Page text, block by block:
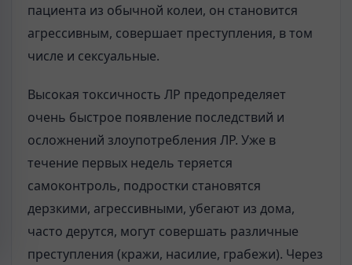
пациента из обыч­ной колеи, он становится
агрессивным, совершает преступления, в том
числе и сексуальные.
Высокая токсичность ЛР предопределяет
очень быстрое появление послед­ствий и
осложнений злоупотребления ЛР. Уже в
течение первых недель теряет­ся
самоконтроль, подростки становятся
дерзкими, агрессивными, убегают из дома,
часто дерутся, могут совершать различные
преступления (кражи, наси­лие, грабежи). Через